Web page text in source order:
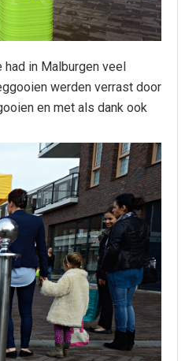
in Malburgen veel
werden verrast door
en met als dank ook